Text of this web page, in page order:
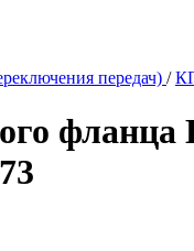
передач) /